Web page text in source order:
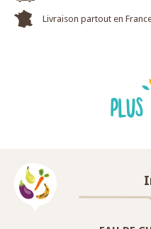
Livraison partout en